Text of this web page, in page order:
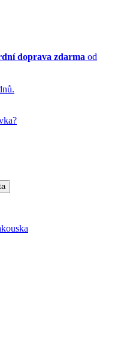
doprava zdarma od